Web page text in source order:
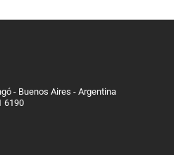
- Buenos Aires - Argentina
6190